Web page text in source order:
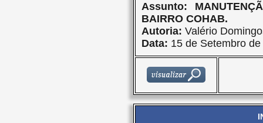
Assunto:
BAIRRO COHAB.
Autoria: Valério
Data: 15 de Setembro de